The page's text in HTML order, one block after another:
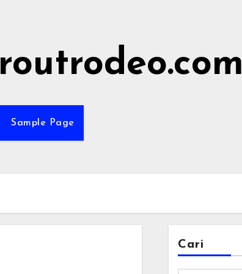
Sample Page
Cari